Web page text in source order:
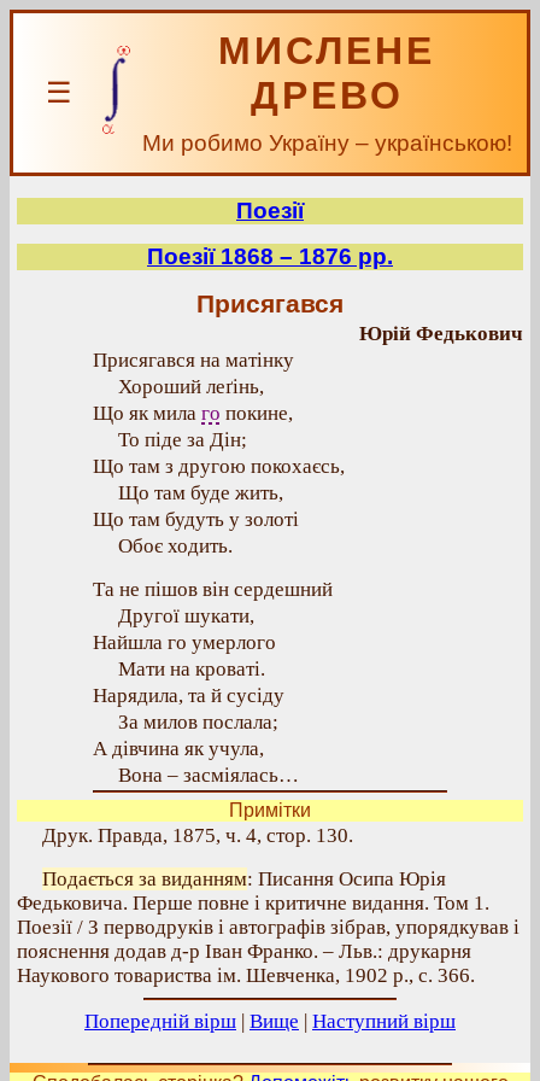
☰
МИСЛЕНЕ
ДРЕВО
Ми робимо Україну – українською!
Поезії
Поезії 1868 – 1876 рр.
Присягався
Юрій Федькович
Присягався на матінку
Хороший леґінь,
Що як мила го покине,
То піде за Дін;
Що там з другою покохаєсь,
Що там буде жить,
Що там будуть у золоті
Обоє ходить.
Та не пішов він сердешний
Другої шукати,
Найшла го умерлого
Мати на кроваті.
Нарядила, та й сусіду
За милов послала;
А дівчина як учула,
Вона – засміялась…
Примітки
Друк. Правда, 1875, ч. 4, стор. 130.
Подається за виданням: Писання Осипа Юрія
Федьковича. Перше повне і критичне видання. Том 1.
Поезії / З перводруків і автографів зібрав, упорядкував і
пояснення додав д-р Іван Франко. – Льв.: друкарня
Наукового товариства ім. Шевченка, 1902 р., с. 366.
Попередній вірш | Вище | Наступний вірш